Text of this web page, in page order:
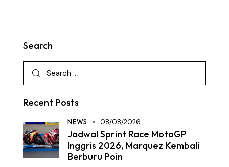
Search
Recent Posts
NEWS 08/08/2026
Jadwal Sprint Race MotoGP
Inggris 2026, Marquez Kembali
Berburu Poin